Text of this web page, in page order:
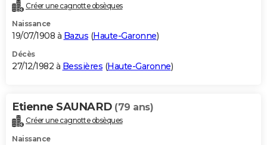
Créer une cagnotte obsèques
Naissance
19/07/1908 à Bazus (Haute-Garonne)
Décès
27/12/1982 à Bessières (Haute-Garonne)
Etienne SAUNARD (79 ans)
Créer une cagnotte obsèques
Naissance